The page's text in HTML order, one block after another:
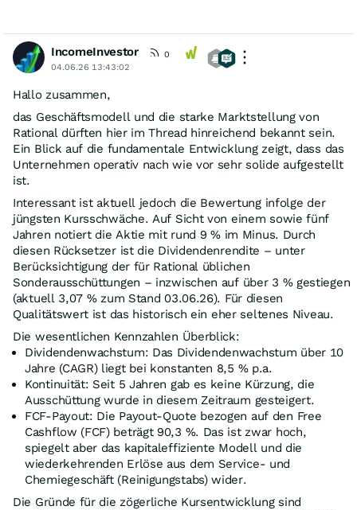
IncomeInvestor
0
04.06.26 13:43:02
Hallo zusammen,
das Geschäftsmodell und die starke Marktstellung von
Rational dürften hier im Thread hinreichend bekannt sein.
Ein Blick auf die fundamentale Entwicklung zeigt, dass das
Unternehmen operativ nach wie vor sehr solide aufgestellt
ist.
Interessant ist aktuell jedoch die Bewertung infolge der
jüngsten Kursschwäche. Auf Sicht von einem sowie fünf
Jahren notiert die Aktie mit rund 9 % im Minus. Durch
diesen Rücksetzer ist die Dividendenrendite – unter
Berücksichtigung der für Rational üblichen
Sonderausschüttungen – inzwischen auf über 3 % gestiegen
(aktuell 3,07 % zum Stand 03.06.26). Für diesen
Qualitätswert ist das historisch ein eher seltenes Niveau.
Die wesentlichen Kennzahlen Überblick:
Dividendenwachstum: Das Dividendenwachstum über 10
Jahre (CAGR) liegt bei konstanten 8,5 % p.a.
Kontinuität: Seit 5 Jahren gab es keine Kürzung, die
Ausschüttung wurde in diesem Zeitraum gesteigert.
FCF-Payout: Die Payout-Quote bezogen auf den Free
Cashflow (FCF) beträgt 90,3 %. Das ist zwar hoch,
spiegelt aber das kapitaleffiziente Modell und die
wiederkehrenden Erlöse aus dem Service- und
Chemiegeschäft (Reinigungstabs) wider.
Die Gründe für die zögerliche Kursentwicklung sind